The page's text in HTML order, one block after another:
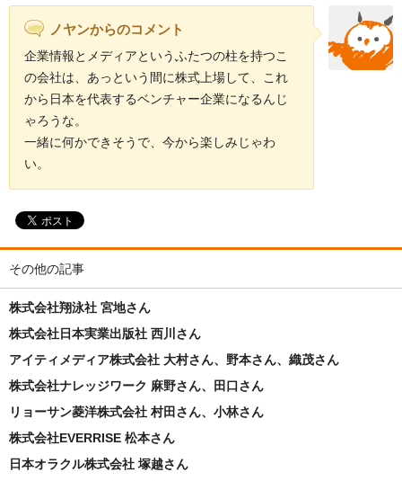
ノヤンからのコメント
企業情報とメディアというふたつの柱を持つこ
の会社は、あっという間に株式上場して、これ
から日本を代表するベンチャー企業になるんじ
ゃろうな。
一緒に何かできそうで、今から楽しみじゃわ
い。
その他の記事
株式会社翔泳社 宮地さん
株式会社日本実業出版社 西川さん
アイティメディア株式会社 大村さん、野本さん、織茂さん
株式会社ナレッジワーク 麻野さん、田口さん
リョーサン菱洋株式会社 村田さん、小林さん
株式会社EVERRISE 松本さん
日本オラクル株式会社 塚越さん